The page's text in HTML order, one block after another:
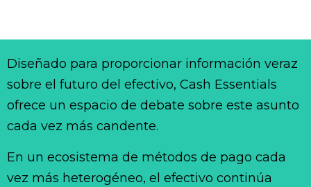
Diseñado para proporcionar información veraz
sobre el futuro del efectivo, Cash Essentials
ofrece un espacio de debate sobre este asunto
cada vez más candente.
En un ecosistema de métodos de pago cada
vez más heterogéneo, el efectivo continúa